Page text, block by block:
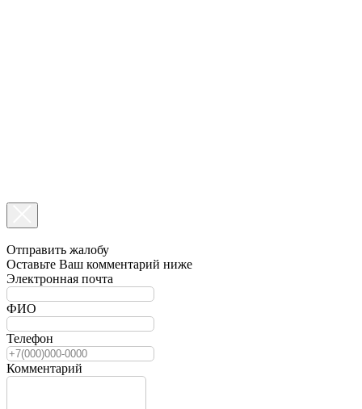
Отправить жалобу
Оставьте Ваш комментарий ниже
Электронная почта
ФИО
Телефон
Комментарий